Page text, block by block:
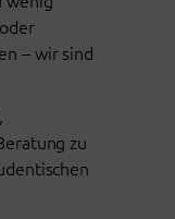
– wir sind
zu